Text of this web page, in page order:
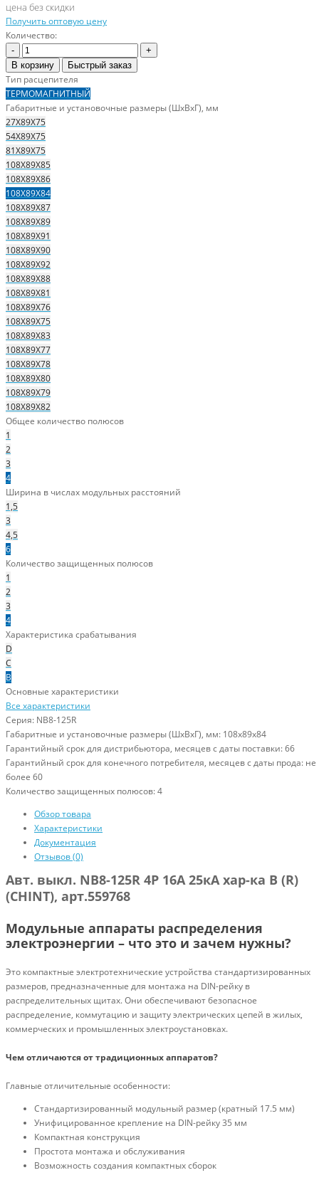
цена без скидки
Получить оптовую цену
Количество:
-
+
В корзину
Быстрый заказ
Тип расцепителя
ТЕРМОМАГНИТНЫЙ
Габаритные и установочные размеры (ШхВхГ), мм
27Х89Х75
54Х89Х75
81Х89Х75
108Х89Х85
108Х89Х86
108Х89Х84
108Х89Х87
108Х89Х89
108Х89Х91
108Х89Х90
108Х89Х92
108Х89Х88
108Х89Х81
108Х89Х76
108Х89Х75
108Х89Х83
108Х89Х77
108Х89Х78
108Х89Х80
108Х89Х79
108Х89Х82
Общее количество полюсов
1
2
3
4
Ширина в числах модульных расстояний
1,5
3
4,5
6
Количество защищенных полюсов
1
2
3
4
Характеристика срабатывания
D
C
B
Основные характеристики
Все характеристики
Серия: NB8-125R
Габаритные и установочные размеры (ШхВхГ), мм: 108х89х84
Гарантийный срок для дистрибьютора, месяцев с даты поставки:66
Гарантийный срок для конечного потребителя, месяцев с даты прода: не
более 60
Количество защищенных полюсов:4
Обзор товара
Характеристики
Документация
Отзывов (0)
Авт. выкл. NB8-125R 4P 16А 25кА хар-ка B (R)
(CHINT), арт.559768
Модульные аппараты распределения
электроэнергии – что это и зачем нужны?
Это компактные электротехнические устройства стандартизированных
размеров, предназначенные для монтажа на DIN-рейку в
распределительных щитах. Они обеспечивают безопасное
распределение, коммутацию и защиту электрических цепей в жилых,
коммерческих и промышленных электроустановках.
Чем отличаются от традиционных аппаратов?
Главные отличительные особенности:
Стандартизированный модульный размер (кратный 17.5 мм)
Унифицированное крепление на DIN-рейку 35 мм
Компактная конструкция
Простота монтажа и обслуживания
Возможность создания компактных сборок